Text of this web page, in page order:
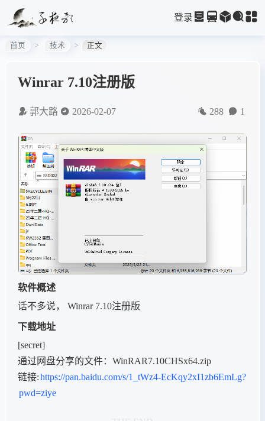
登录
首页 技术 正文
Winrar 7.10注册版
郭大路 2026-02-07 288 1
软件概述
话不多说， Winrar 7.10注册版
下载地址
[secret]
通过网盘分享的文件：WinRAR7.10CHSx64.zip
链接:https://pan.baidu.com/s/1_tWz4-EcKqy2xI1zb6EmLg?
pwd=ziye